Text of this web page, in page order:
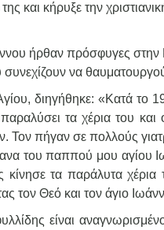
και κήρυξε την
ήρθαν πρόσφυγες στην
να
διηγήθηκε: «Κατά το
τα χέρια του και
Τον πήγαν σε πολλούς
του παππού μου
κίνησε τα παράλυτα
τον Θεό και τον άγιο
είναι